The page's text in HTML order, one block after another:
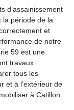
d’assainissement
la période de la
et
de notre
59 est une
travaux
tous les
et à l’extérieur de
à Catillon